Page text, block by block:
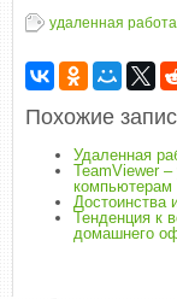
удаленная работа
Похожие
Удаленная
TeamViewer
компьютерам
Достоинства
Тенденция к
домашнего